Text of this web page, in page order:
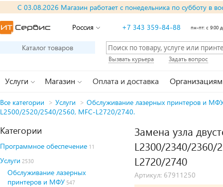
С 03.08.2026 Магазин работает с понедельника по субботу в
Россия +7 343 359-84-88 пн-пт: с 9:00
Каталог товаров
Вызвать курьера Задать вопрос
Услуги Магазин Оплата и доставка Организациям
Все категории > Услуги > Обслуживание лазерных принтеров и
L2500/2520/2540/2560, MFC-L2720/2740.
Категории
Программное обеспечение 11
Услуги 2530
Обслуживание лазерных
принтеров и МФУ 547
Замена узла
L2300/2340/2360/
L2720/2740
Артикул: 67911250